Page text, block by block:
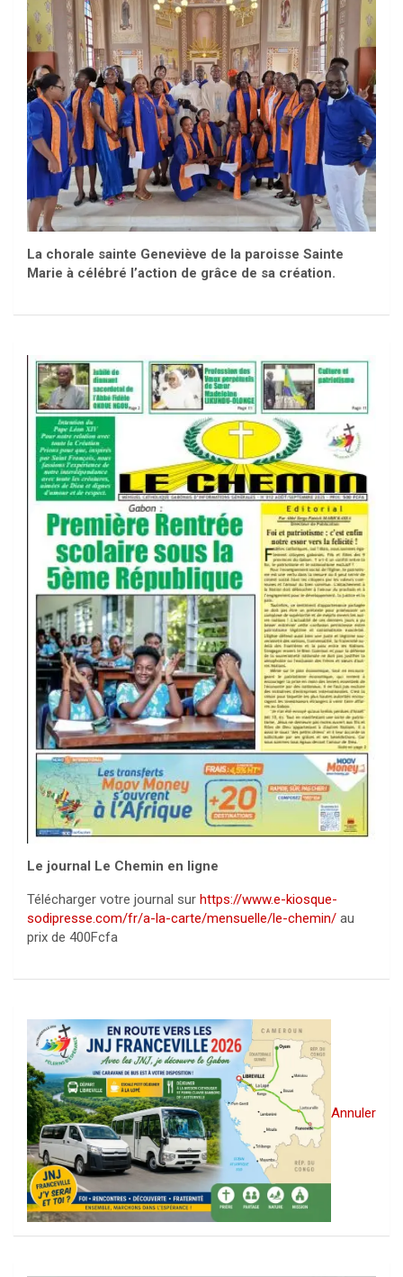
La chorale sainte Geneviève de la paroisse Sainte
Marie à célébré l’action de grâce de sa création.
Le journal Le Chemin en ligne
Télécharger votre journal sur https://www.e-kiosque-
sodipresse.com/fr/a-la-carte/mensuelle/le-chemin/ au
prix de 400Fcfa
Annuler